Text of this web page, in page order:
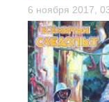
6 ноября 2017,